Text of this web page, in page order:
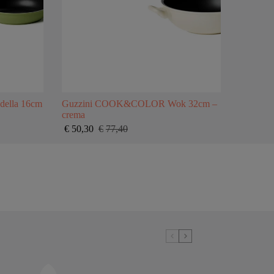
16cm
Guzzini COOK&COLOR Wok 32cm –
crema
€ 77,40
Il
€ 50,30 Il